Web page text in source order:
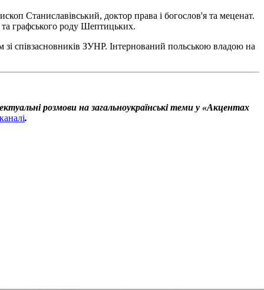
Станиславівський, доктор права і богослов'я та меценат.
графського роду Шептицьких.
співзасновників ЗУНР. Інтернований польською владою на
розмови на загальноукраїнські теми у «Акцентах
.